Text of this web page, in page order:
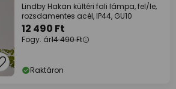
Lindby Hakan kültéri fali lámpa, fel/le,
rozsdamentes acél, IP44, GU10
12 490 Ft
Fogy. ár14 490 Ft
Raktáron